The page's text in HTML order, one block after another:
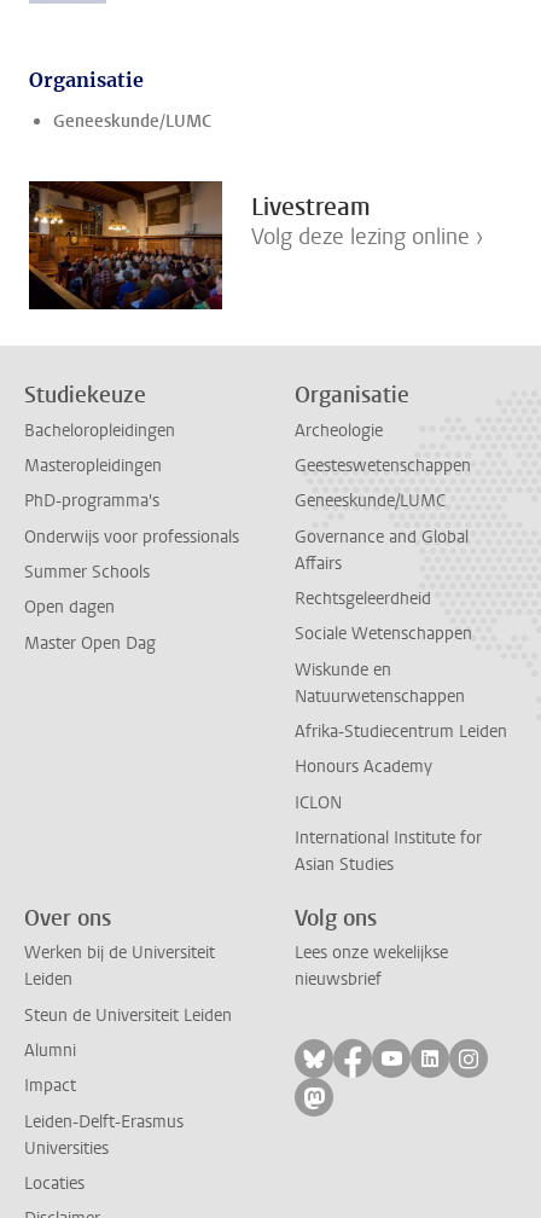
Organisatie
Geneeskunde/LUMC
Livestream
Volg deze lezing online ›
Studiekeuze
Bacheloropleidingen
Masteropleidingen
PhD-programma's
Onderwijs voor professionals
Summer Schools
Open dagen
Master Open Dag
Organisatie
Archeologie
Geesteswetenschappen
Geneeskunde/LUMC
Governance and Global
Affairs
Rechtsgeleerdheid
Sociale Wetenschappen
Wiskunde en
Natuurwetenschappen
Afrika-Studiecentrum Leiden
Honours Academy
ICLON
International Institute for
Asian Studies
Over ons
Werken bij de Universiteit
Leiden
Steun de Universiteit Leiden
Alumni
Impact
Leiden-Delft-Erasmus
Universities
Locaties
Volg ons
Lees onze wekelijkse
nieuwsbrief
Volg ons op bluesky
Volg ons op
Volg ons op
Volg ons
Volg
Volg ons op mastodon